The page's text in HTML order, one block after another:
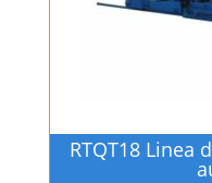
RTQT18 Linea